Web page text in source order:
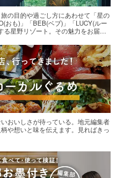
の目的や過ごし方にあわせて「星の
おも)」「BEB(ベブ)」「LUCY(ルー
る星野リゾート。その魅力をお届け
おいしさが待っている。地元編集者
や想いと味を伝えます。見ればきっ